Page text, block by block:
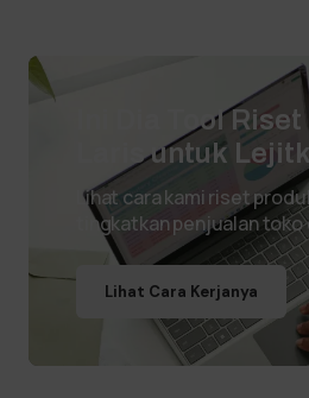
Ini Dia Tool
Laris untuk
Lihat cara kami riset
tingkatkan penjualan toko
Lihat Cara Kerjanya